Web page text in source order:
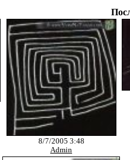
8/7/2005 3:48
Admin